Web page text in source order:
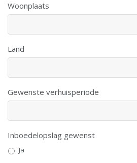
Woonplaats
Land
Gewenste verhuisperiode
Inboedelopslag gewenst
Ja